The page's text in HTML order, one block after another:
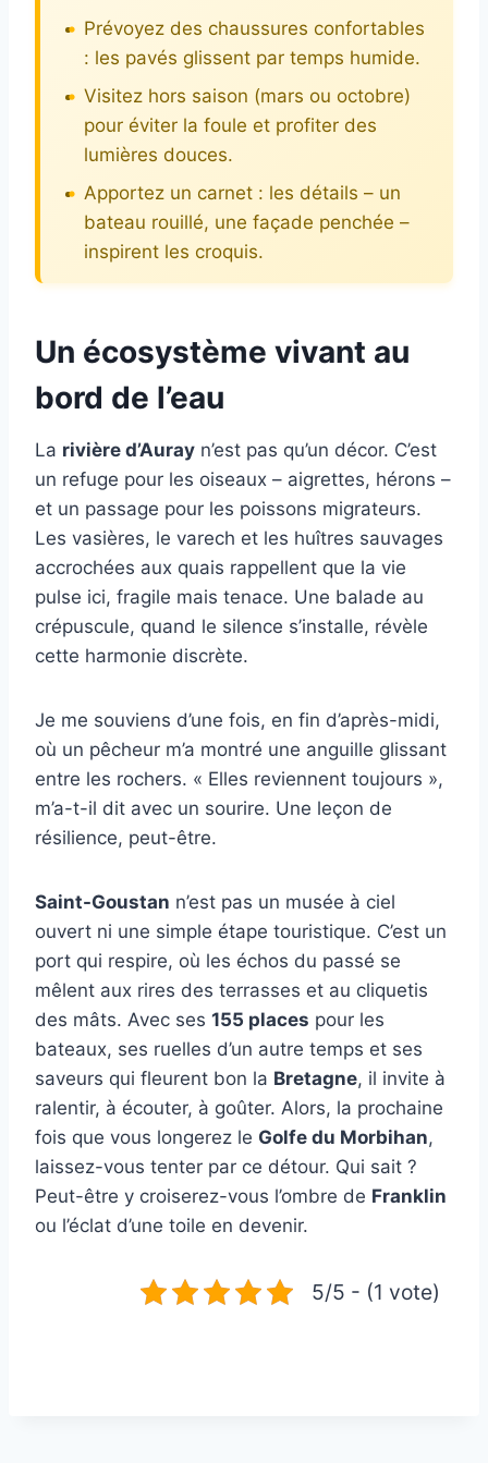
Prévoyez des chaussures confortables
: les pavés glissent par temps humide.
Visitez hors saison (mars ou octobre)
pour éviter la foule et profiter des
lumières douces.
Apportez un carnet : les détails – un
bateau rouillé, une façade penchée –
inspirent les croquis.
Un écosystème vivant au
bord de l’eau
La rivière d’Auray n’est pas qu’un décor. C’est
un refuge pour les oiseaux – aigrettes, hérons –
et un passage pour les poissons migrateurs.
Les vasières, le varech et les huîtres sauvages
accrochées aux quais rappellent que la vie
pulse ici, fragile mais tenace. Une balade au
crépuscule, quand le silence s’installe, révèle
cette harmonie discrète.
Je me souviens d’une fois, en fin d’après-midi,
où un pêcheur m’a montré une anguille glissant
entre les rochers. « Elles reviennent toujours »,
m’a-t-il dit avec un sourire. Une leçon de
résilience, peut-être.
Saint-Goustan n’est pas un musée à ciel
ouvert ni une simple étape touristique. C’est un
port qui respire, où les échos du passé se
mêlent aux rires des terrasses et au cliquetis
des mâts. Avec ses 155 places pour les
bateaux, ses ruelles d’un autre temps et ses
saveurs qui fleurent bon la Bretagne, il invite à
ralentir, à écouter, à goûter. Alors, la prochaine
fois que vous longerez le Golfe du Morbihan,
laissez-vous tenter par ce détour. Qui sait ?
Peut-être y croiserez-vous l’ombre de Franklin
ou l’éclat d’une toile en devenir.
5/5 - (1 vote)